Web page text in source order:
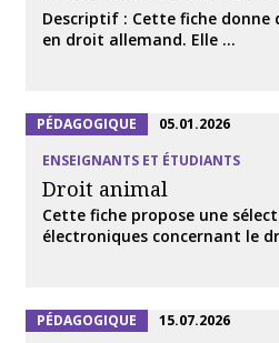
Descriptif : Cette fiche donne
en droit allemand. Elle ...
PÉDAGOGIQUE
05.01.2026
ENSEIGNANTS ET ÉTUDIANTS
Droit animal
Cette fiche propose une
électroniques concernant le
PÉDAGOGIQUE
15.07.2026